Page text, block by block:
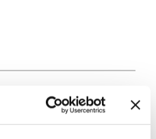
del prodotto